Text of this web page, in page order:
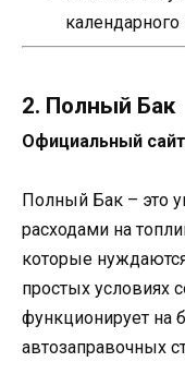
2. Полный Бак
Официальный
Полный Бак – это
расходами на
которые
простых условиях
функционирует на
автозаправочных